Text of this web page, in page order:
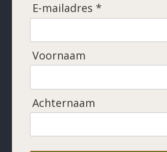
E-mailadres *
Voornaam
Achternaam